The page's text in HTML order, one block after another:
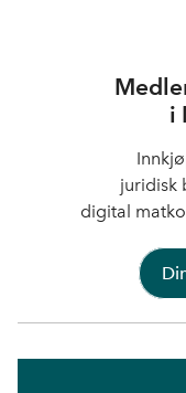
i
juridisk
digital